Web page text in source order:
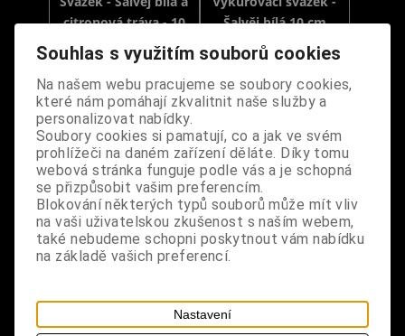
citronová tráva - 10
Cena:200 Kč
Koupit
Šalvěj bílá 10 cm
Cena:220 Kč
Svazek - Šalvěj bílá -
Svazek - Šalvěj bílá -
Souhlas s využitím souborů cookies
Na našem webu pracujeme se soubory cookies,
které nám pomáhají zkvalitnit naše služby a
personalizovat nabídky.
Soubory cookies si pamatují, co a jak ve svém
prohlížeči na daném zařízení děláte. Díky tomu
webová stránka funguje podle vás a je schopná
se přizpůsobit vašim preferencím.
Blokování některých typů souborů může mít vliv
na vaši uživatelskou zkušenost s naším webem,
také nebudeme schopni poskytnout vám nabídku
na základě vašich preferencí.
Nastavení